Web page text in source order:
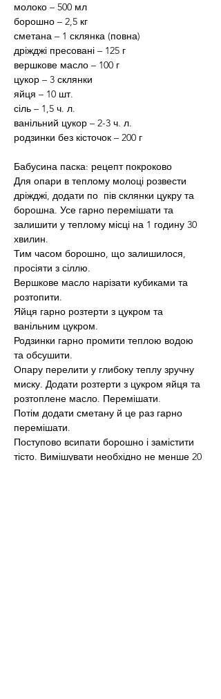
молоко – 500 мл
борошно – 2,5 кг
сметана – 1 склянка (повна)
дріжджі пресовані – 125 г
вершкове масло – 100 г
цукор – 3 склянки
яйця – 10 шт.
сіль – 1,5 ч. л.
ванільний цукор – 2-3 ч. л.
родзинки без кісточок – 200 г
Бабусина паска: рецепт покроково
Для опари в теплому молоці розвести
дріжджі, додати по  пів склянки цукру та
борошна. Усе гарно перемішати та
залишити у теплому місці на 1 годину 30
хвилин.
Тим часом борошно, що залишилося,
просіяти з сіллю.
Вершкове масло нарізати кубиками та
розтопити.
Яйця гарно розтерти з цукром та
ванільним цукром.
Родзинки гарно промити теплою водою
та обсушити.
Опару перелити у глибоку теплу зручну
миску. Додати розтерти з цукром яйця та
розтоплене масло. Перемішати.
Потім додати сметану й це раз гарно
перемішати.
Поступово всипати борошно і замістити
тісто. Вимішувати необхідно не менше 20